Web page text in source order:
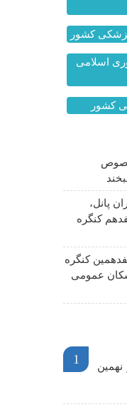
کشور
اسلامی
کشور
خصوص
پانل،
کنگره
کنگره
عمومی
1